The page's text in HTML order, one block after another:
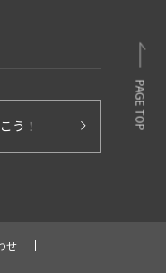
う！
せ
PAGE TOP